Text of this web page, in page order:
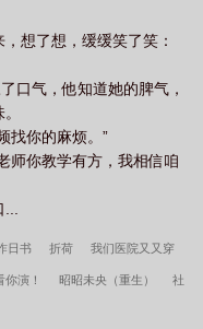
想了想，缓缓笑了笑：
口气，他知道她的脾气，
找你的麻烦。”
师你教学有方，我相信咱
日书 折荷 我们医院又又穿
演！ 昭昭未央（重生） 社